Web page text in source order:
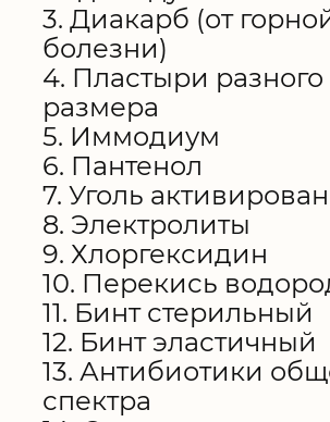
3. Диакарб (от
болезни)
4. Пластыри разного
размера
5. Иммодиум
6. Пантенол
7. Уголь
8. Электролиты
9. Хлоргексидин
10. Перекись
11. Бинт стерильный
12. Бинт эластичный
13. Антибиотики
спектра